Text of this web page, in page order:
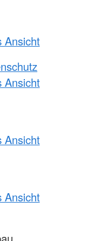
Ansicht
Ansicht
Ansicht
Ansicht